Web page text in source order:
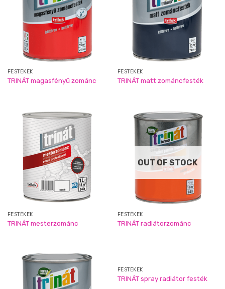
FESTÉKEK
TRINÁT magasfényű zománc
FESTÉKEK
TRINÁT matt zománcfesték
FESTÉKEK
TRINÁT mesterzománc
OUT OF STOCK
FESTÉKEK
TRINÁT radiátorzománc
FESTÉKEK
TRINÁT spray radiátor festék